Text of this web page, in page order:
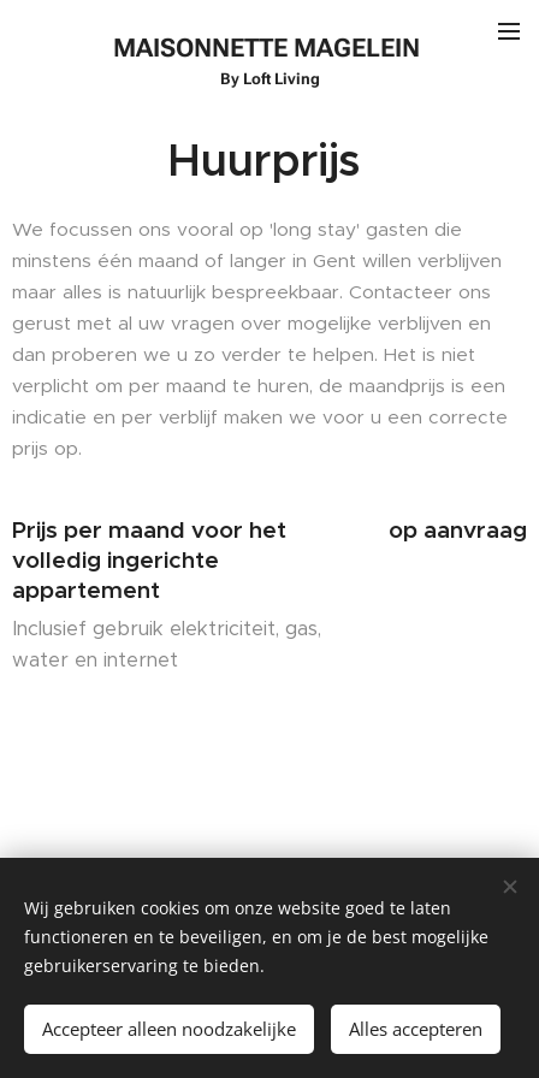
MAISONNETTE MAGELEIN
By Loft Living
Huurprijs
We focussen ons vooral op 'long stay' gasten die
minstens één maand of langer in Gent willen verblijven
maar alles is natuurlijk bespreekbaar. Contacteer ons
gerust met al uw vragen over mogelijke verblijven en
dan proberen we u zo verder te helpen. Het is niet
verplicht om per maand te huren, de maandprijs is een
indicatie en per verblijf maken we voor u een correcte
prijs op.
Prijs per maand voor het
volledig ingerichte
appartement
Inclusief gebruik elektriciteit, gas,
water en internet
op aanvraag
Mageleinstraat 21C, 9000 Gent
Alle rechten voorbehouden 2024
Cookies
Nederlands
English
Wij gebruiken cookies om onze website goed te laten
functioneren en te beveiligen, en om je de best mogelijke
gebruikerservaring te bieden.
Accepteer alleen noodzakelijke Alles accepteren